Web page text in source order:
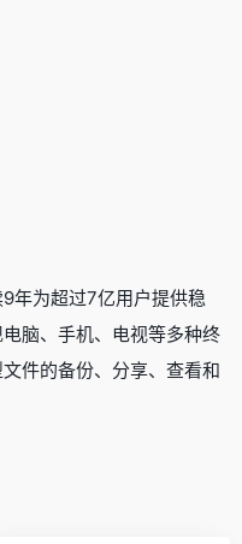
年为超过7亿用户提供稳
脑、手机、电视等多种终
件的备份、分享、查看和